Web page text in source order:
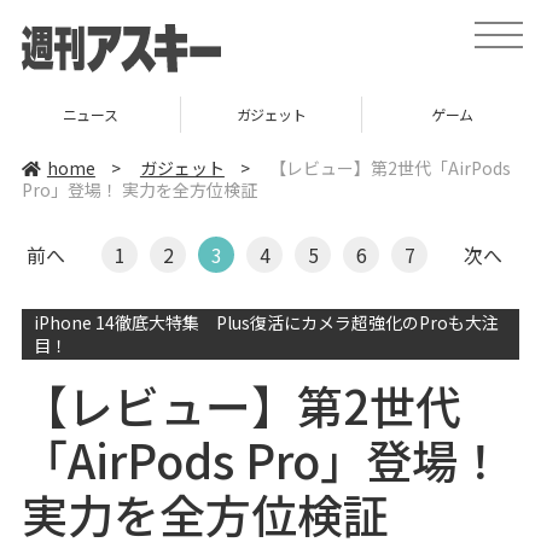
t
o
v
i
ニュース ガジェット ゲーム
home > ガジェット >
【レビュー】第2世代「AirPods
Pro」登場！ 実力を全方位検証
前へ 1 2 3 4 5 6 7 次へ
iPhone 14徹底大特集 Plus復活にカメラ超強化のProも大注
目！
【レビュー】第2世代
「AirPods Pro」登場！
実力を全方位検証